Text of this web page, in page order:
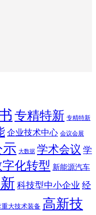
专精特新 专精特新
企业技术中心 会议会展
大数据 学术会议 学
化转型 新能源汽车
科技型中小企业 经
大技术装备 高新技